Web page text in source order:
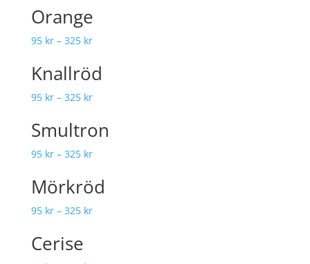
Orange
95 kr– 325 kr
Knallröd
95 kr– 325 kr
Smultron
95 kr– 325 kr
Mörkröd
95 kr– 325 kr
Cerise